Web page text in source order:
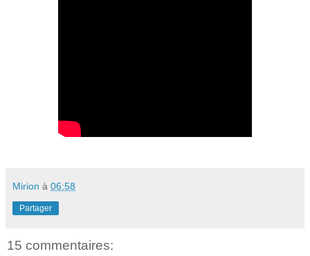
Mirion à 06:58
Partager
15 commentaires: